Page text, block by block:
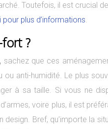
Toutefois, il est crucial
pour plus d’informations.
?
sachez que ces
anti-humidité. Le plus
à sa taille. Si vous ne
voire plus, il est
design. Bref, qu’importe la